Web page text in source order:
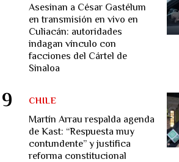
Asesinan a César Gastélum
en transmisión en vivo en
Culiacán: autoridades
indagan vínculo con
facciones del Cártel de
Sinaloa
Martín Arrau respalda agenda
de Kast: “Respuesta muy
contundente” y justifica
reforma constitucional
CHILE